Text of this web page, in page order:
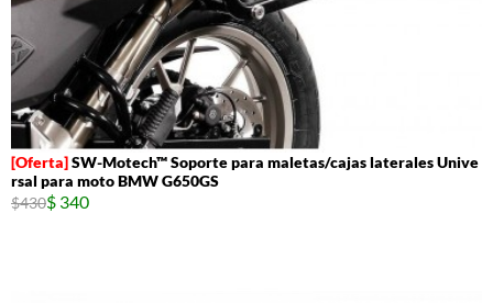
SW-Motech™ Soporte para maletas/cajas laterales Unive
rsal para moto BMW G650GS
$430$ 340